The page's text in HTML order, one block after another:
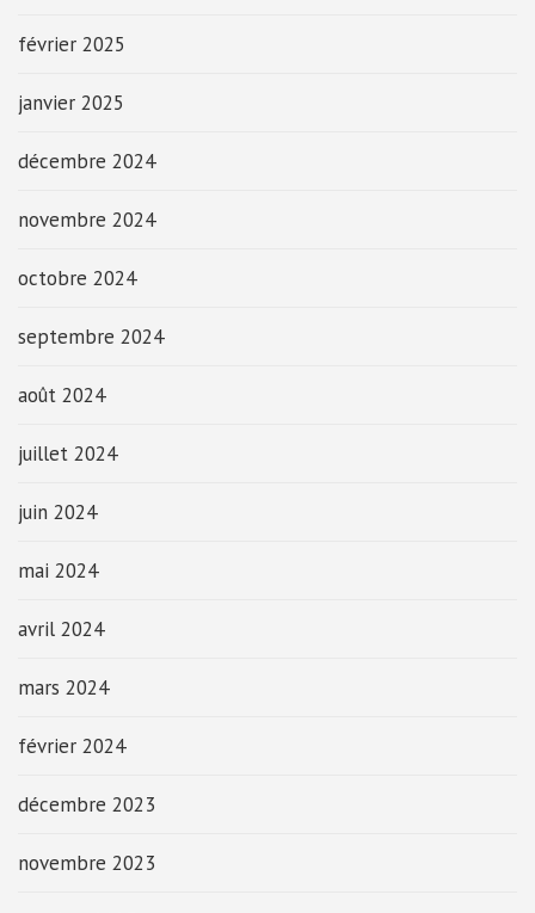
février 2025
janvier 2025
décembre 2024
novembre 2024
octobre 2024
septembre 2024
août 2024
juillet 2024
juin 2024
mai 2024
avril 2024
mars 2024
février 2024
décembre 2023
novembre 2023